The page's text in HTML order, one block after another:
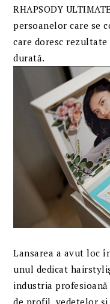
RHAPSODY
persoanelor care se
care doresc
durată.
Lansarea a avut loc
unul dedicat
industria
de profil, vedetelor